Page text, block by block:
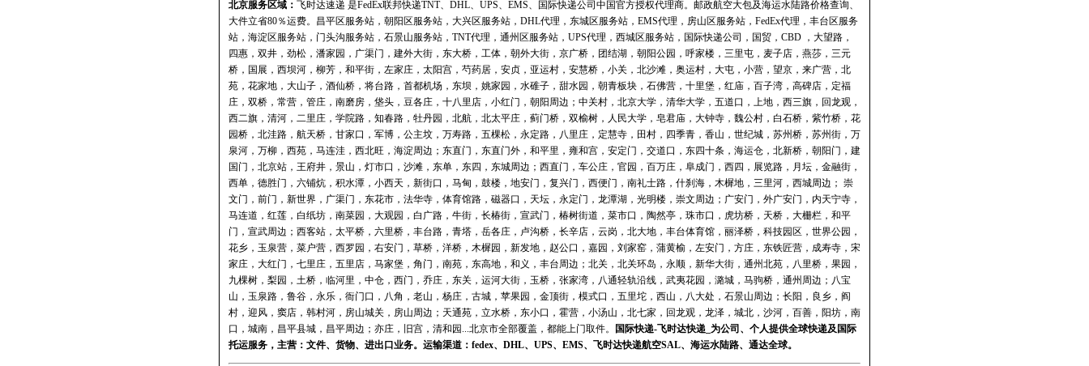
北京服务区域： 飞时达速递 是FedEx联邦快递TNT、DHL、UPS、EMS、国际快递公司中国官方授权代理商。邮政航空大包及海运水陆路价格查询、
大件立省80％运费。 昌平区服务站 ， 朝阳区服务站 ， 大兴区服务站 ， DHL代理 ， 东城区服务站 ， EMS代理 ， 房山区服务站 ， FedEx代理 ， 丰台区服务
站 ， 海淀区服务站 ， 门头沟服务站 ， 石景山服务站 ， TNT代理 ， 通州区服务站 ， UPS代理 ， 西城区服务站 ， 国际快递公司 ，国贸，CBD ，大望路，
四惠，双井，劲松，潘家园，广渠门，建外大街，东大桥，工体，朝外大街，京广桥，团结湖，朝阳公园，呼家楼，三里屯，麦子店，燕莎，三元
桥，国展，西坝河，柳芳，和平街，左家庄，太阳宫，芍药居，安贞，亚运村，安慧桥，小关，北沙滩，奥运村，大屯，小营，望京，来广营，北
苑，花家地，大山子，酒仙桥，将台路，首都机场，东坝，姚家园，水碓子，甜水园，朝青板块，石佛营，十里堡，红庙，百子湾，高碑店，定福
庄，双桥，常营，管庄，南磨房，垡头，豆各庄，十八里店，小红门，朝阳周边；中关村，北京大学，清华大学，五道口，上地，西三旗，回龙观，
西二旗，清河，二里庄，学院路，知春路，牡丹园，北航，北太平庄，蓟门桥，双榆树，人民大学，皂君庙，大钟寺，魏公村，白石桥，紫竹桥，花
园桥，北洼路，航天桥，甘家口，军博，公主坟，万寿路，五棵松，永定路，八里庄，定慧寺，田村，四季青，香山，世纪城，苏州桥，苏州街，万
泉河，万柳，西苑，马连洼，西北旺，海淀周边；东直门，东直门外，和平里，雍和宫，安定门，交道口，东四十条，海运仓，北新桥，朝阳门，建
国门，北京站，王府井，景山，灯市口，沙滩，东单，东四，东城周边；西直门，车公庄，官园，百万庄，阜成门，西四，展览路，月坛，金融街，
西单，德胜门，六铺炕，积水潭，小西天，新街口，马甸，鼓楼，地安门，复兴门，西便门，南礼士路，什刹海，木樨地，三里河，西城周边； 崇
文门，前门，新世界，广渠门，东花市，法华寺，体育馆路，磁器口，天坛，永定门，龙潭湖，光明楼，崇文周边；广安门，外广安门，内天宁寺，
马连道，红莲，白纸坊，南菜园，大观园，白广路，牛街，长椿街，宣武门，椿树街道，菜市口，陶然亭，珠市口，虎坊桥，天桥，大栅栏，和平
门，宣武周边；西客站，太平桥，六里桥，丰台路，青塔，岳各庄，卢沟桥，长辛店，云岗，北大地，丰台体育馆，丽泽桥，科技园区，世界公园，
花乡，玉泉营，菜户营，西罗园，右安门，草桥，洋桥，木樨园，新发地，赵公口，嘉园，刘家窑，蒲黄榆，左安门，方庄，东铁匠营，成寿寺，宋
家庄，大红门，七里庄，五里店，马家堡，角门，南苑，东高地，和义，丰台周边；北关，北关环岛，永顺，新华大街，通州北苑，八里桥，果园，
九棵树，梨园，土桥，临河里，中仓，西门，乔庄，东关，运河大街，玉桥，张家湾，八通轻轨沿线，武夷花园，潞城，马驹桥，通州周边；八宝
山，玉泉路，鲁谷，永乐，衙门口，八角，老山，杨庄，古城，苹果园，金顶街，模式口，五里坨，西山，八大处，石景山周边；长阳，良乡，阎
村，迎风，窦店，韩村河，房山城关，房山周边；天通苑，立水桥，东小口，霍营，小汤山，北七家，回龙观，龙泽，城北，沙河，百善，阳坊，南
口，城南，昌平县城，昌平周边；亦庄，旧宫，清和园...北京市全部覆盖，都能上门取件。
国际快递-飞时达快递_为公司、个人提供全球快递及国际
托运服务，主营：文件、货物、进出口业务。运输渠道： fedex、 DHL、 UPS、 EMS、 飞时达快递航空SAL、 海运水陆路、通达全球。